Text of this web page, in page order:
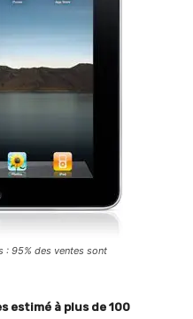
: 95% des ventes sont
estimé à plus de 100